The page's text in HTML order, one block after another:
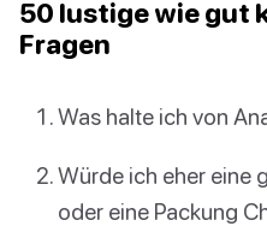
50 lustige wie gut
Fragen
Was halte ich von
Würde ich eher eine
oder eine Packung